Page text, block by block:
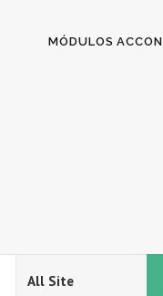
MÓDULOS ACCON